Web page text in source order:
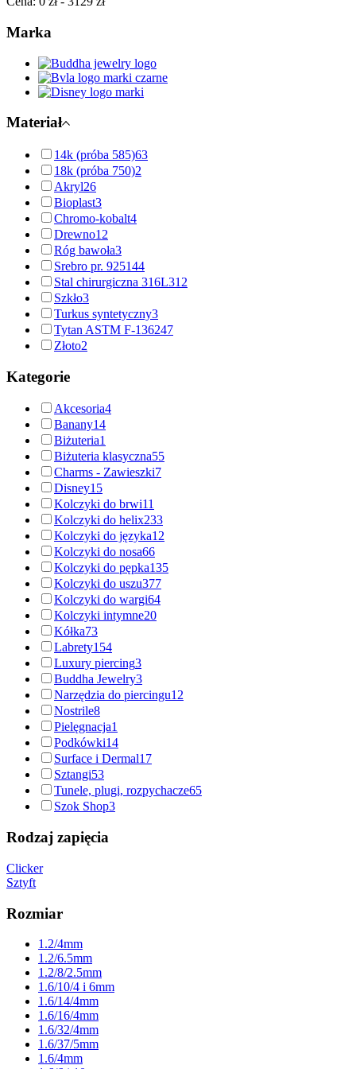
Marka
Materiał
14k (próba 585)63
18k (próba 750)2
Akryl26
Bioplast3
Chromo-kobalt4
Drewno12
Róg bawoła3
Srebro pr. 925144
Stal chirurgiczna 316L312
Szkło3
Turkus syntetyczny3
Tytan ASTM F-136247
Złoto2
Kategorie
Akcesoria4
Banany14
Biżuteria1
Biżuteria klasyczna55
Charms - Zawieszki7
Disney15
Kolczyki do brwi11
Kolczyki do helix233
Kolczyki do języka12
Kolczyki do nosa66
Kolczyki do pępka135
Kolczyki do uszu377
Kolczyki do wargi64
Kolczyki intymne20
Kółka73
Labrety154
Luxury piercing3
Buddha Jewelry3
Narzędzia do piercingu12
Nostrile8
Pielęgnacja1
Podkówki14
Surface i Dermal17
Sztangi53
Tunele, plugi, rozpychacze65
Szok Shop3
Rodzaj zapięcia
Clicker
Sztyft
Rozmiar
1.2/4mm
1.2/6.5mm
1.2/8/2.5mm
1.6/10/4 i 6mm
1.6/14/4mm
1.6/16/4mm
1.6/32/4mm
1.6/37/5mm
1.6/4mm